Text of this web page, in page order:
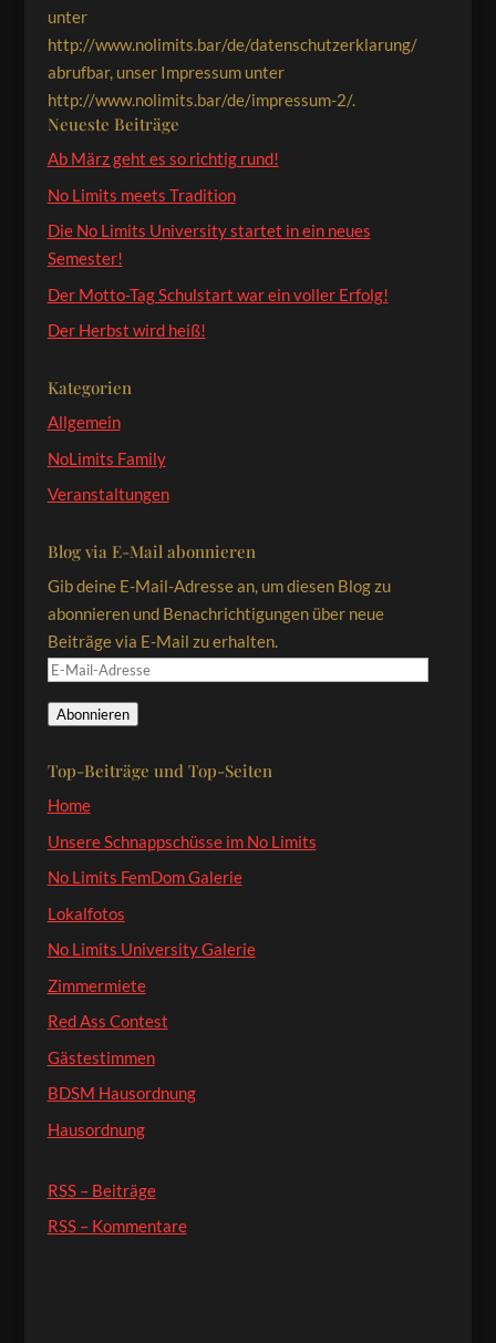
unter
http://www.nolimits.bar/de/datenschutzerklarung/
abrufbar, unser Impressum unter
http://www.nolimits.bar/de/impressum-2/.
Neueste Beiträge
Ab März geht es so richtig rund!
No Limits meets Tradition
Die No Limits University startet in ein neues
Semester!
Der Motto-Tag Schulstart war ein voller Erfolg!
Der Herbst wird heiß!
Kategorien
Allgemein
NoLimits Family
Veranstaltungen
Blog via E-Mail abonnieren
Gib deine E-Mail-Adresse an, um diesen Blog zu
abonnieren und Benachrichtigungen über neue
Beiträge via E-Mail zu erhalten.
E-
Adresse
Abonnieren
Top-Beiträge und Top-Seiten
Home
Unsere Schnappschüsse im No Limits
No Limits FemDom Galerie
Lokalfotos
No Limits University Galerie
Zimmermiete
Red Ass Contest
Gästestimmen
BDSM Hausordnung
Hausordnung
RSS – Beiträge
RSS – Kommentare